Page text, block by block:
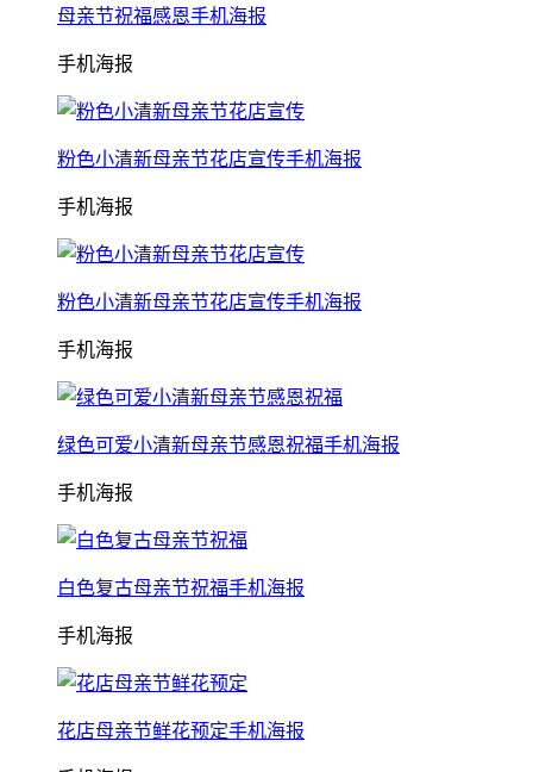
母亲节祝福感恩手机海报
手机海报
粉色小清新母亲节花店宣传手机海报
手机海报
粉色小清新母亲节花店宣传手机海报
手机海报
绿色可爱小清新母亲节感恩祝福手机海报
手机海报
白色复古母亲节祝福手机海报
手机海报
花店母亲节鲜花预定手机海报